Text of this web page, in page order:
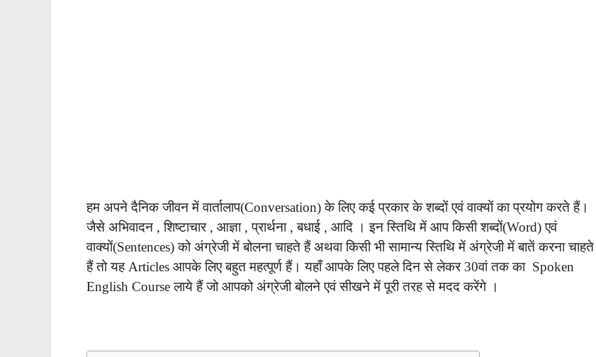
हम अपनेदैनिकजीवन में वार्तालाप(Conversation) के लिए कई प्रकार के शब्दों एवं वाक्यों का प्रयोग करते हैं।
जैसे अभिवादन , शिष्टाचार , आज्ञा , प्रार्थना , बधाई , आदि । इन स्तिथि में आप किसी शब्दों(Word) एवं
वाक्यों(Sentences) को अंग्रेजी में बोलना चाहते हैं अथवा किसी भी सामान्य स्तिथि में अंग्रेजी में बातें करना चाहते
हैं तो यह Articles आपके लिए बहुत महत्पूर्ण हैं। यहाँ आपके लिए पहले दिन से लेकर 30वां तक का Spoken
English Course लाये हैं जो आपको अंग्रेजी बोलने एवं सीखने में पूरी तरह से मदद करेंगे ।